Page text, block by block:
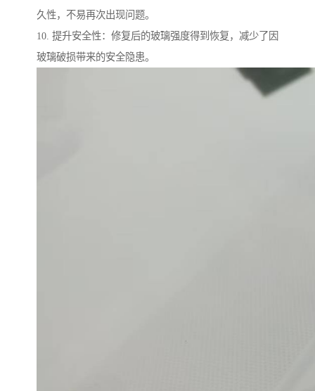
久性，不易再次出现问题。
10. 提升安全性：修复后的玻璃强度得到恢复，减少了因
玻璃破损带来的安全隐患。